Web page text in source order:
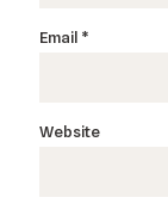
Email *
Website